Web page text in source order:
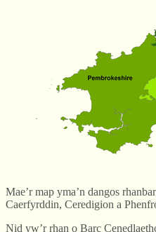
Mae’r map yma’n dangos
Caerfyrddin, Ceredigion a
Nid yw’r rhan o Barc